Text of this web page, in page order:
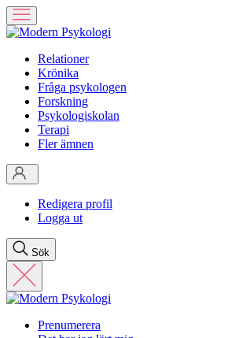
Relationer
Krönika
Fråga psykologen
Forskning
Psykologiskolan
Terapi
Fler ämnen
Redigera profil
Logga ut
Sök
Prenumerera